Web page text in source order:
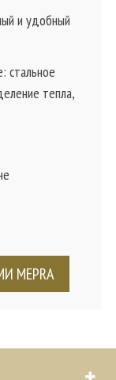
и удобный
стальное
тепла,
MEPRA